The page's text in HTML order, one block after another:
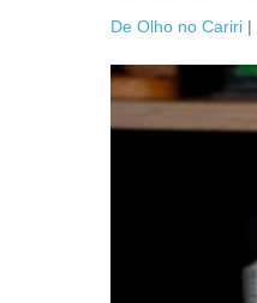
De Olho no Cariri |